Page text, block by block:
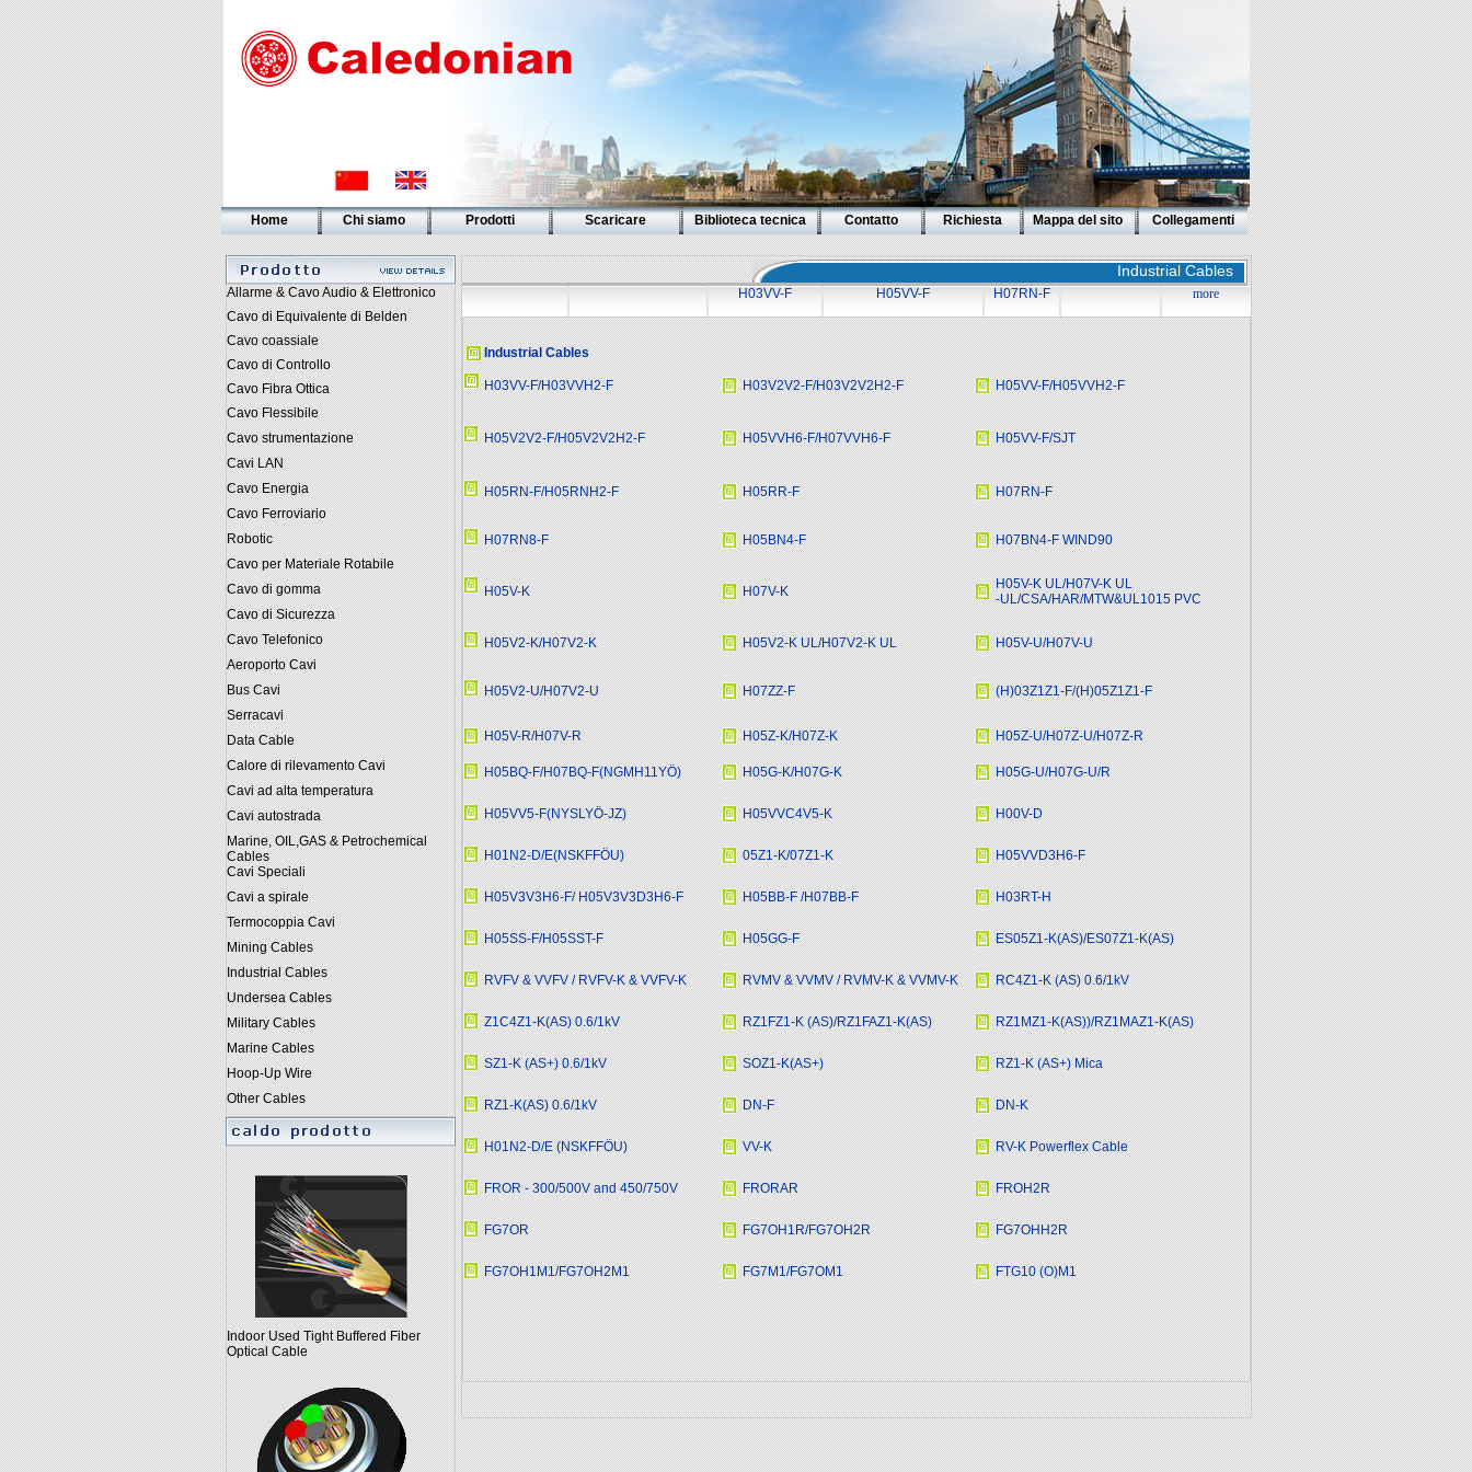
Home Chi siamo Prodotti Scaricare Biblioteca tecnica Contatto Richiesta Mappa del sito Collegamenti
Allarme & Cavo Audio & Elettronico
Cavo di Equivalente di Belden
Cavo coassiale
Cavo di Controllo
Cavo Fibra Ottica
Cavo Flessibile
Cavo strumentazione
Cavi LAN
Cavo Energia
Cavo Ferroviario
Robotic
Cavo per Materiale Rotabile
Cavo di gomma
Cavo di Sicurezza
Cavo Telefonico
Aeroporto Cavi
Bus Cavi
Serracavi
Data Cable
Calore di rilevamento Cavi
Cavi ad alta temperatura
Cavi autostrada
Marine, OIL,GAS & Petrochemical
Cables
Cavi Speciali
Cavi a spirale
Termocoppia Cavi
Mining Cables
Industrial Cables
Undersea Cables
Military Cables
Marine Cables
Hoop-Up Wire
Other Cables
Indoor Used Tight Buffered Fiber
Optical Cable
Industrial Cables
H03VV-F H05VV-F H07RN-F more
Industrial Cables
H03VV-F/H03VVH2-F H03V2V2-F/H03V2V2H2-F H05VV-F/H05VVH2-F
H05V2V2-F/H05V2V2H2-F H05VVH6-F/H07VVH6-F H05VV-F/SJT
H05RN-F/H05RNH2-F H05RR-F H07RN-F
H07RN8-F H05BN4-F H07BN4-F WIND90
H05V-K H07V-K
H05V-K UL/H07V-K UL
-UL/CSA/HAR/MTW&UL1015 PVC
H05V2-K/H07V2-K H05V2-K UL/H07V2-K UL H05V-U/H07V-U
H05V2-U/H07V2-U H07ZZ-F (H)03Z1Z1-F/(H)05Z1Z1-F
H05V-R/H07V-R H05Z-K/H07Z-K H05Z-U/H07Z-U/H07Z-R
H05BQ-F/H07BQ-F(NGMH11YÖ) H05G-K/H07G-K H05G-U/H07G-U/R
H05VV5-F(NYSLYÖ-JZ) H05VVC4V5-K H00V-D
H01N2-D/E(NSKFFÖU) 05Z1-K/07Z1-K H05VVD3H6-F
H05V3V3H6-F/ H05V3V3D3H6-F H05BB-F /H07BB-F H03RT-H
H05SS-F/H05SST-F H05GG-F ES05Z1-K(AS)/ES07Z1-K(AS)
RVFV & VVFV / RVFV-K & VVFV-K RVMV & VVMV / RVMV-K & VVMV-K RC4Z1-K (AS) 0.6/1kV
Z1C4Z1-K(AS) 0.6/1kV RZ1FZ1-K (AS)/RZ1FAZ1-K(AS) RZ1MZ1-K(AS))/RZ1MAZ1-K(AS)
SZ1-K (AS+) 0.6/1kV SOZ1-K(AS+) RZ1-K (AS+) Mica
RZ1-K(AS) 0.6/1kV DN-F DN-K
H01N2-D/E (NSKFFÖU) VV-K RV-K Powerflex Cable
FROR - 300/500V and 450/750V FRORAR FROH2R
FG7OR FG7OH1R/FG7OH2R FG7OHH2R
FG7OH1M1/FG7OH2M1 FG7M1/FG7OM1 FTG10 (O)M1